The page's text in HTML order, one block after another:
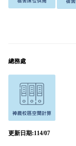
總務處
更新日期:114/07